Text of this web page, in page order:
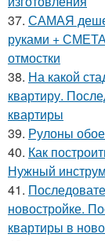
37. САМАЯ
руками +
отмостки
38. На какой
квартиру.
квартиры
39. Рулоны
40. Как
Нужный
41.
новостройке.
квартиры в